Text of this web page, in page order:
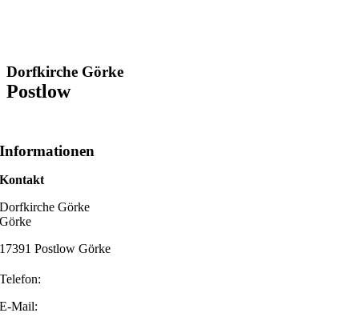
Dorfkirche Görke
Postlow
Informationen
Kontakt
Dorfkirche Görke
Görke
17391 Postlow Görke
Telefon:
E-Mail: